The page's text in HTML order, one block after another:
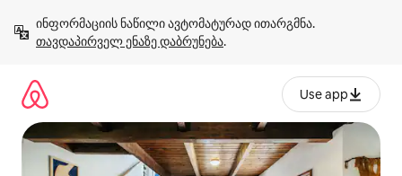
გადასვლა
თავდაპირველ ენაზე დაბრუნება.
Use app